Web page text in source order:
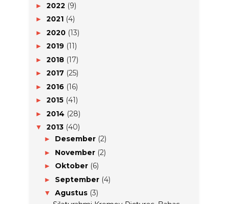
► 2022 (9)
► 2021 (4)
► 2020 (13)
► 2019 (11)
► 2018 (17)
► 2017 (25)
► 2016 (16)
► 2015 (41)
► 2014 (28)
▼ 2013 (40)
► Desember (2)
► November (2)
► Oktober (6)
► September (4)
▼ Agustus (3)